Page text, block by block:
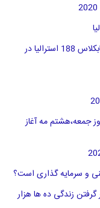
بررسی روند افزایش متقاضیان ایرانی برای سابکلاس 188 استرالیا در
جمعه،هشتم مه آغاز
و سرمایه گذاری است؟
زندگی ده ها هزار